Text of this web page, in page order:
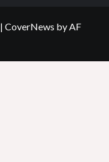
| CoverNews by AF